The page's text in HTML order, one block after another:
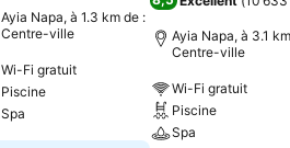
Ayia Napa, à 1.3 km de :
Centre-ville
Wi-Fi gratuit
Piscine
Spa
Ayia Napa, à 3.1
Centre-ville
Wi-Fi gratuit
Piscine
Spa